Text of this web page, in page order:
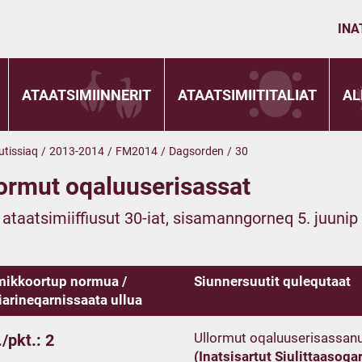
ATAATSIMIINNERIT ATAATSIMIITITALIAT
/ 2013-2014 / FM2014 / Dagsorden / 30
oqaluuserisassat
30-iat, sisamanngorneq 5. juunip
normua /
ullua
Siunnersuutit qulequtaat
pkt.: 2
Ullormut
(Inatsisartut